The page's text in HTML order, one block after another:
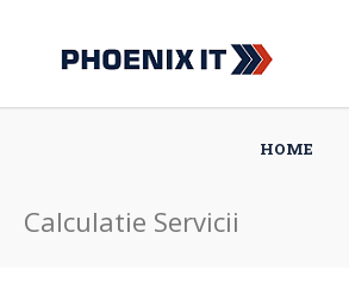
HOME
Calculatie Servicii